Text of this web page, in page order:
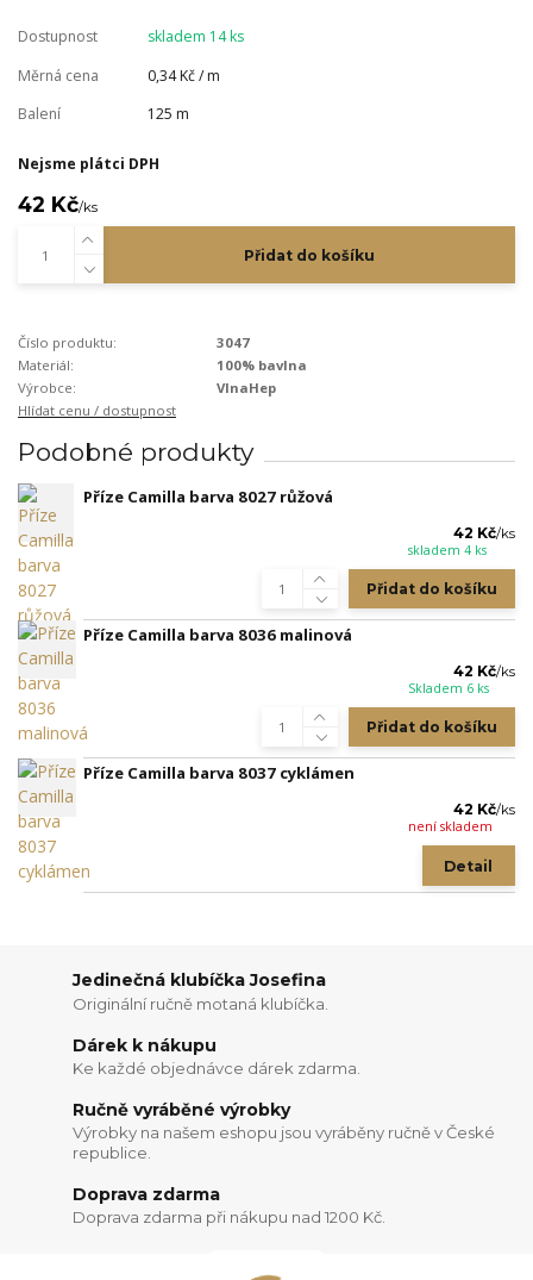
Dostupnost
skladem 14 ks
Měrná cena
0,34 Kč / m
Balení
125 m
Nejsme plátci DPH
42 Kč/ks
Přidat do košíku
Číslo produktu:
3047
Materiál:
100% bavlna
Výrobce:
VlnaHep
Hlídat cenu / dostupnost
Podobné produkty
Příze Camilla barva 8027 růžová
42 Kč/ks
skladem 4 ks
Přidat do košíku
Příze Camilla barva 8036 malinová
42 Kč/ks
Skladem 6 ks
Přidat do košíku
Příze Camilla barva 8037 cyklámen
42 Kč/ks
není skladem
Detail
Jedinečná klubíčka Josefina
Originální ručně motaná klubíčka.
Dárek k nákupu
Ke každé objednávce dárek zdarma.
Ručně vyráběné výrobky
Výrobky na našem eshopu jsou vyráběny ručně v České
republice.
Doprava zdarma
Doprava zdarma při nákupu nad 1200 Kč.